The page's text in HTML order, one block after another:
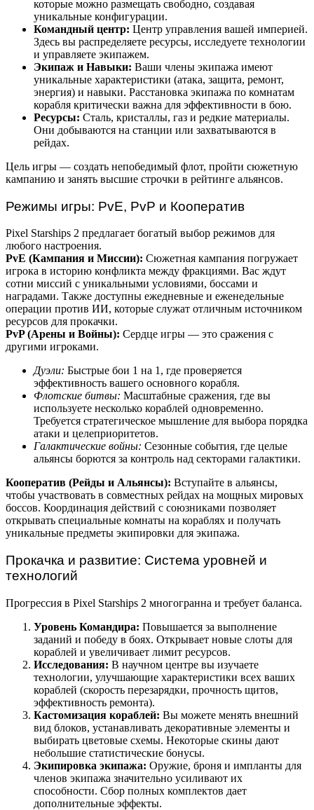
которые можно размещать свободно, создавая
уникальные конфигурации.
Командный центр: Центр управления вашей империей.
Здесь вы распределяете ресурсы, исследуете технологии
и управляете экипажем.
Экипаж и Навыки: Ваши члены экипажа имеют
уникальные характеристики (атака, защита, ремонт,
энергия) и навыки. Расстановка экипажа по комнатам
корабля критически важна для эффективности в бою.
Ресурсы: Сталь, кристаллы, газ и редкие материалы.
Они добываются на станции или захватываются в
рейдах.
Цель игры — создать непобедимый флот, пройти сюжетную
кампанию и занять высшие строчки в рейтинге альянсов.
Режимы игры: PvE, PvP и Кооператив
Pixel Starships 2 предлагает богатый выбор режимов для
любого настроения.
PvE (Кампания и Миссии): Сюжетная кампания погружает
игрока в историю конфликта между фракциями. Вас ждут
сотни миссий с уникальными условиями, боссами и
наградами. Также доступны ежедневные и еженедельные
операции против ИИ, которые служат отличным источником
ресурсов для прокачки.
PvP (Арены и Войны): Сердце игры — это сражения с
другими игроками.
Дуэли: Быстрые бои 1 на 1, где проверяется
эффективность вашего основного корабля.
Флотские битвы: Масштабные сражения, где вы
используете несколько кораблей одновременно.
Требуется стратегическое мышление для выбора порядка
атаки и целеприоритетов.
Галактические войны: Сезонные события, где целые
альянсы борются за контроль над секторами галактики.
Кооператив (Рейды и Альянсы): Вступайте в альянсы,
чтобы участвовать в совместных рейдах на мощных мировых
боссов. Координация действий с союзниками позволяет
открывать специальные комнаты на кораблях и получать
уникальные предметы экипировки для экипажа.
Прокачка и развитие: Система уровней и
технологий
Прогрессия в Pixel Starships 2 многогранна и требует баланса.
Уровень Командира: Повышается за выполнение
заданий и победу в боях. Открывает новые слоты для
кораблей и увеличивает лимит ресурсов.
Исследования: В научном центре вы изучаете
технологии, улучшающие характеристики всех ваших
кораблей (скорость перезарядки, прочность щитов,
эффективность ремонта).
Кастомизация кораблей: Вы можете менять внешний
вид блоков, устанавливать декоративные элементы и
выбирать цветовые схемы. Некоторые скины дают
небольшие статистические бонусы.
Экипировка экипажа: Оружие, броня и импланты для
членов экипажа значительно усиливают их
способности. Сбор полных комплектов дает
дополнительные эффекты.